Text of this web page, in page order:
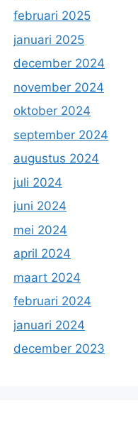
februari 2025
januari 2025
december 2024
november 2024
oktober 2024
september 2024
augustus 2024
juli 2024
juni 2024
mei 2024
april 2024
maart 2024
februari 2024
januari 2024
december 2023